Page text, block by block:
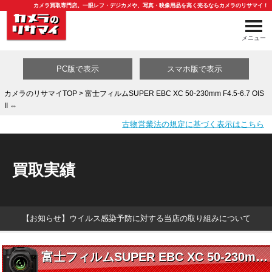
カメラ買取専門店。一眼レフ・デジカメや、写真・映像用品を高く売るならカメラのリサマイ！
メニュー
PC版で表示 スマホ版で表示
カメラのリサマイTOP> 富士フィルムSUPER EBC XC 50-230mm F4.5-6.7 OIS
II ⇔
古物営業法の規定に基づく表示はこちら
買取実績
【お知らせ】ウイルス感染予防に対する当店の取り組みについて
富士フィルムSUPER EBC XC 50-230mm F4.5-6.7 OIS II ⇔